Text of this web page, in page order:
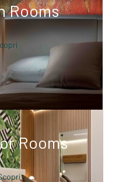
Rooms
Rooms